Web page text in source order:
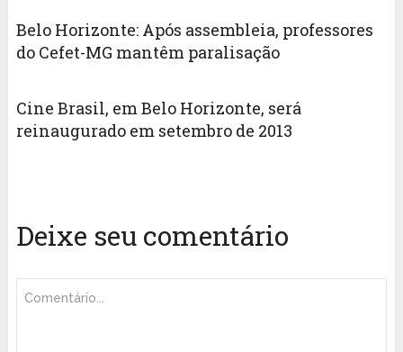
Belo Horizonte: Após assembleia, professores
do Cefet-MG mantêm paralisação
Cine Brasil, em Belo Horizonte, será
reinaugurado em setembro de 2013
Deixe seu comentário